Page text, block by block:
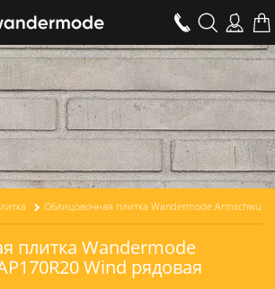
плитка Wandermode
Wind рядовая